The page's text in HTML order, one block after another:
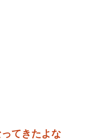
てきたよな